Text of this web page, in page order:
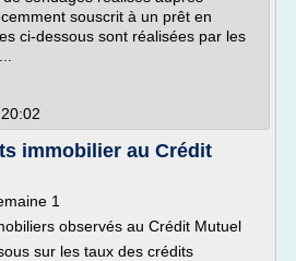
souscrit à un prêt en
ci-dessous sont réalisées par les
immobilier au Crédit
1
observés au Crédit Mutuel
sur les taux des crédits